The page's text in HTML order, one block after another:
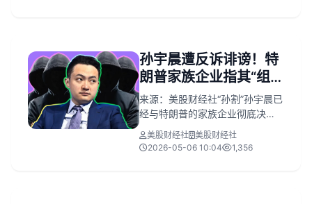
孙宇晨遭反诉诽谤！特
朗普家族企业指其“组织
水军抹黑”，紧急回应来
了
来源：美股财经社“孙割”孙宇晨已
经与特朗普的家族企业彻底决
裂，在起诉世界自由金融公司
(World Liberty Financial) 后遭到
美股财经社 美股财经社
2026-05-06 10:04
1,356